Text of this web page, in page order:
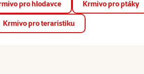
aplikaci Super zoo.Více informací
pro hlodavce Krmivo pro ptáky
Krmivo pro teraristiku